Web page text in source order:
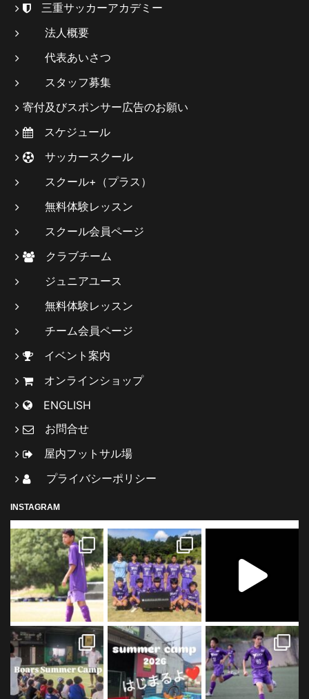
三重サッカーアカデミー
法人概要
代表あいさつ
スタッフ募集
寄付及びスポンサー広告のお願い
スケジュール
サッカースクール
スクール+（プラス）
無料体験レッスン
スクール会員ページ
クラブチーム
ジュニアユース
無料体験レッスン
チーム会員ページ
イベント案内
オンラインショップ
ENGLISH
お問合せ
屋内フットサル場
プライバシーポリシー
INSTAGRAM